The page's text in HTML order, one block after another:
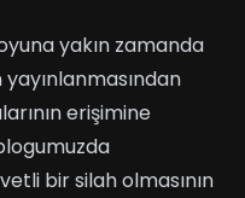
yakın zamanda
erişimine
bir silah olmasının